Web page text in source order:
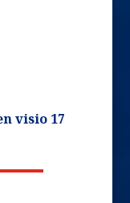
visio 17